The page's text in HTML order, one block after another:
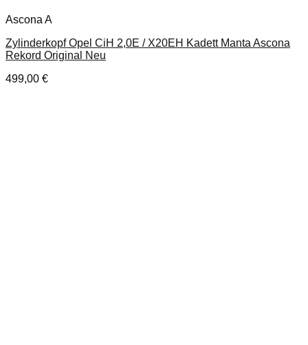
Ascona A
Zylinderkopf Opel CiH 2,0E / X20EH Kadett Manta Ascona
Rekord Original Neu
499,00 €